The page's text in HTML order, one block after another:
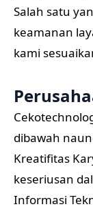
Salah satu
keamanan
kami
dibawah
Kreatifitas
keseriusan
Informasi